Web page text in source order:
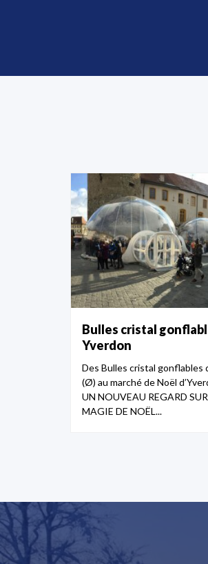
Bulles cristal
Yverdon
Des Bulles cristal gonflables
(Ø) au marché de Noël
UN NOUVEAU REGARD
MAGIE DE NOËL...